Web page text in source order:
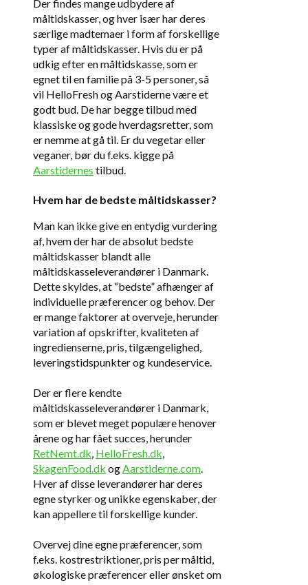
Der findes mange udbydere af
måltidskasser, og hver især har deres
særlige madtemaer i form af forskellige
typer af måltidskasser. Hvis du er på
udkig efter en måltidskasse, som er
egnet til en familie på 3-5 personer, så
vil HelloFresh og Aarstiderne være et
godt bud. De har begge tilbud med
klassiske og gode hverdagsretter, som
er nemme at gå til. Er du vegetar eller
veganer, bør du f.eks. kigge på
Aarstidernes tilbud.
Hvem har de bedste måltidskasser?
Man kan ikke give en entydig vurdering
af, hvem der har de absolut bedste
måltidskasser blandt alle
måltidskasseleverandører i Danmark.
Dette skyldes, at “bedste” afhænger af
individuelle præferencer og behov. Der
er mange faktorer at overveje, herunder
variation af opskrifter, kvaliteten af
ingredienserne, pris, tilgængelighed,
leveringstidspunkter og kundeservice.
Der er flere kendte
måltidskasseleverandører i Danmark,
som er blevet meget populære henover
årene og har fået succes, herunder
RetNemt.dk HelloFresh.dk
SkagenFood.dk og Aarstiderne.com
Hver af disse leverandører har deres
egne styrker og unikke egenskaber, der
kan appellere til forskellige kunder.
Overvej dine egne præferencer, som
f.eks. kostrestriktioner, pris per måltid,
økologiske præferencer eller ønsket om